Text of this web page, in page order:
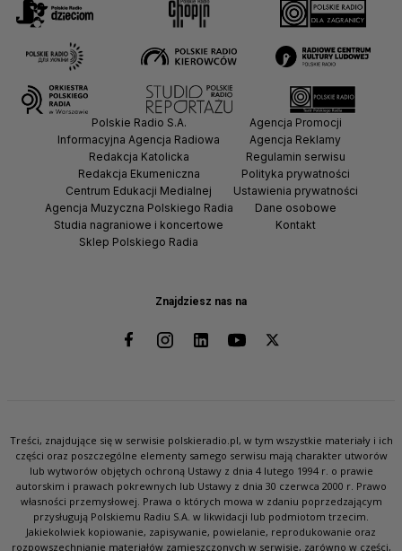
Znajdziesz nas na
Polskie Radio S.A.
Informacyjna Agencja Radiowa
Redakcja Katolicka
Redakcja Ekumeniczna
Centrum Edukacji Medialnej
Agencja Muzyczna Polskiego Radia
Studia nagraniowe i koncertowe
Sklep Polskiego Radia
Agencja Promocji
Agencja Reklamy
Regulamin serwisu
Polityka prywatności
Ustawienia prywatności
Dane osobowe
Kontakt
Treści, znajdujące się w serwisie polskieradio.pl, w tym wszystkie materiały i ich
części oraz poszczególne elementy samego serwisu mają charakter utworów
lub wytworów objętych ochroną Ustawy z dnia 4 lutego 1994 r. o prawie
autorskim i prawach pokrewnych lub Ustawy z dnia 30 czerwca 2000 r. Prawo
własności przemysłowej. Prawa o których mowa w zdaniu poprzedzającym
przysługują Polskiemu Radiu S.A. w likwidacji lub podmiotom trzecim.
Jakiekolwiek kopiowanie, zapisywanie, powielanie, reprodukowanie oraz
rozpowszechnianie materiałów zamieszczonych w serwisie, zarówno w części,